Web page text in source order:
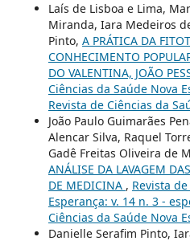
Laís de Lisboa e Lima,
Miranda, Iara Medeiros
Pinto, A PRÁTICA DA
CONHECIMENTO
DO VALENTINA, JOÃO
Ciências da Saúde Nova
Revista de Ciências da
João Paulo Guimarães
Alencar Silva, Raquel
Gadê Freitas Oliveira de
ANÁLISE DA LAVAGEM
DE MEDICINA , Revista
Esperança: v. 14 n. 3 -
Ciências da Saúde Nova
Danielle Serafim Pinto,